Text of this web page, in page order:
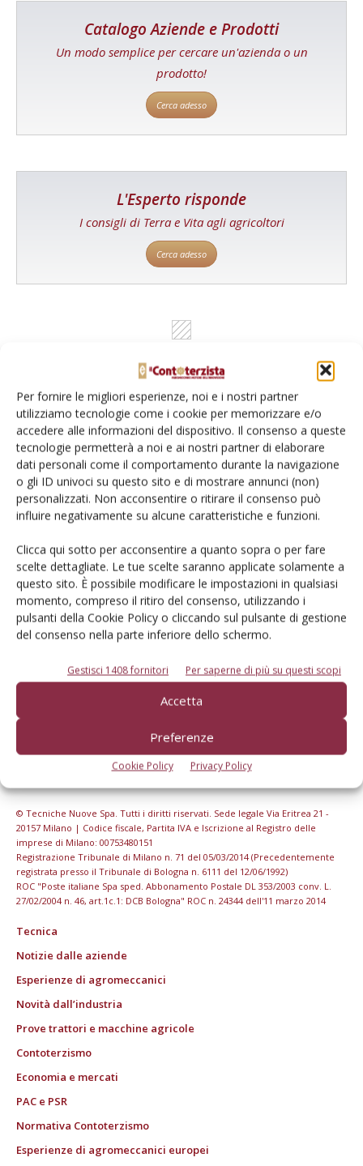
Per fornire le migliori esperienze, noi e i nostri partner
utilizziamo tecnologie come i cookie per memorizzare e/o
accedere alle informazioni del dispositivo. Il consenso a queste
tecnologie permetterà a noi e ai nostri partner di elaborare
dati personali come il comportamento durante la navigazione
o gli ID univoci su questo sito e di mostrare annunci (non)
personalizzati. Non acconsentire o ritirare il consenso può
influire negativamente su alcune caratteristiche e funzioni.
Clicca qui sotto per acconsentire a quanto sopra o per fare
scelte dettagliate. Le tue scelte saranno applicate solamente a
questo sito. È possibile modificare le impostazioni in qualsiasi
momento, compreso il ritiro del consenso, utilizzando i
pulsanti della Cookie Policy o cliccando sul pulsante di gestione
del consenso nella parte inferiore dello schermo.
Gestisci 1408 fornitori Per saperne di più su questi scopi
Accetta
Preferenze
Cookie Policy Privacy Policy
Catalogo Aziende e Prodotti
Un modo semplice per cercare un'azienda o un
prodotto!
Cerca adesso
L'Esperto risponde
I consigli di Terra e Vita agli agricoltori
Cerca adesso
Rimani aggiornato sul mondo
dell’agricoltura
Iscriviti alle nostre newsletter
© Tecniche Nuove Spa. Tutti i diritti riservati. Sede legale Via Eritrea 21 -
20157 Milano | Codice fiscale, Partita IVA e Iscrizione al Registro delle
imprese di Milano: 00753480151
Registrazione Tribunale di Milano n. 71 del 05/03/2014 (Precedentemente
registrata presso il Tribunale di Bologna n. 6111 del 12/06/1992)
ROC "Poste italiane Spa sped. Abbonamento Postale DL 353/2003 conv. L.
27/02/2004 n. 46, art.1c.1: DCB Bologna" ROC n. 24344 dell'11 marzo 2014
Tecnica
Notizie dalle aziende
Esperienze di agromeccanici
Novità dall’industria
Prove trattori e macchine agricole
Contoterzismo
Economia e mercati
PAC e PSR
Normativa Contoterzismo
Esperienze di agromeccanici europei